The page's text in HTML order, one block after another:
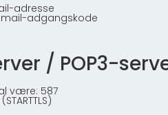
adresse
mail-adgangskode
/ POP3-
være: 587